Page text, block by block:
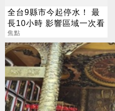
全台9縣市今起停水！ 最
長10小時 影響區域一次看
焦點